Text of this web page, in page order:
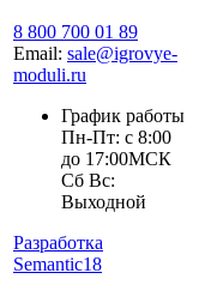
8 800 700 01 89
Email: sale@igrovye-
moduli.ru
График работы
Пн-Пт: с 8:00
до 17:00МСК
Сб Вс:
Выходной
Разработка
Semantic18